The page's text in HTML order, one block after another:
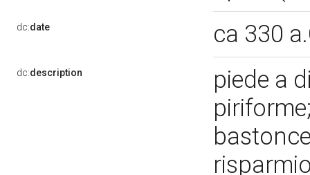
dc:date ca 330
dc:description
piede a